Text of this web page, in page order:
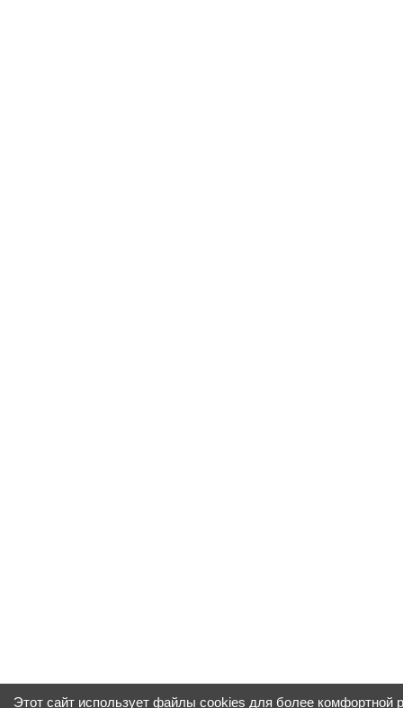
Этот сайт использует файлы cookies для более комфортной